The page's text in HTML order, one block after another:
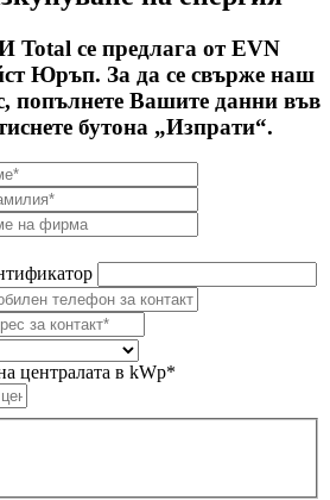
Total се предлага от EVN
Юръп. За да се свърже наш
попълнете Вашите данни във
бутона „Изпрати“.
централата в kWp*